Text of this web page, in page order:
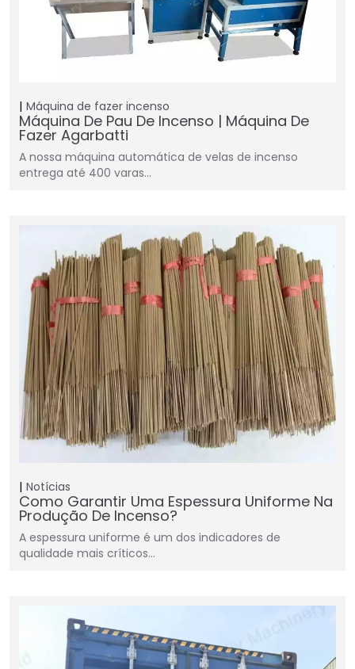
Máquina de fazer incenso
Máquina De Pau De Incenso | Máquina De
Fazer Agarbatti
A nossa máquina automática de velas de incenso
entrega até 400 varas…
Notícias
Como Garantir Uma Espessura Uniforme Na
Produção De Incenso?
A espessura uniforme é um dos indicadores de
qualidade mais críticos…